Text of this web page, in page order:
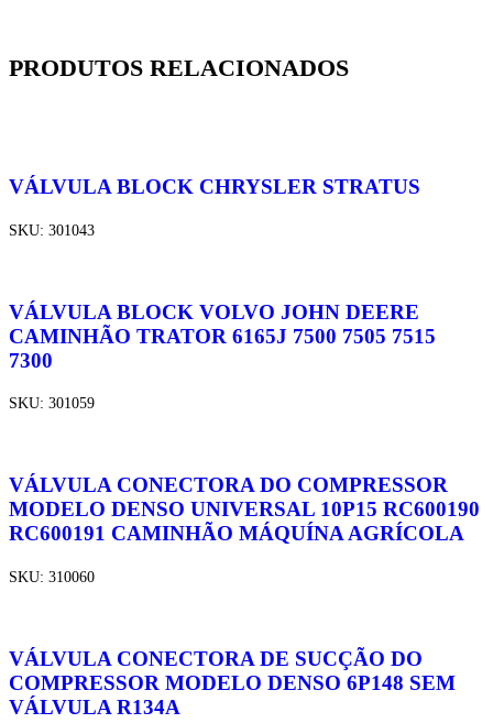
PRODUTOS RELACIONADOS
VÁLVULA BLOCK CHRYSLER STRATUS
SKU: 301043
VÁLVULA BLOCK VOLVO JOHN DEERE
CAMINHÃO TRATOR 6165J 7500 7505 7515
7300
SKU: 301059
VÁLVULA CONECTORA DO COMPRESSOR
MODELO DENSO UNIVERSAL 10P15 RC600190
RC600191 CAMINHÃO MÁQUÍNA AGRÍCOLA
SKU: 310060
VÁLVULA CONECTORA DE SUCÇÃO DO
COMPRESSOR MODELO DENSO 6P148 SEM
VÁLVULA R134A